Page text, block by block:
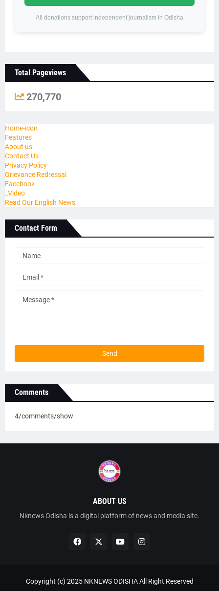
All donations support independent journalism in Odisha
Total Pageviews
270,770
Home-icon
Features
About us
Contact Us
Privacy Policy
Grievance Redressal
Facebook
_Video
Read Our English News
Contact Form
Comments
4/comments/show
ABOUT US
Nknews Odisha is a digital platform of news and media site.
Copyright (c) 2025 NKNEWS ODISHAAll Right Reserved